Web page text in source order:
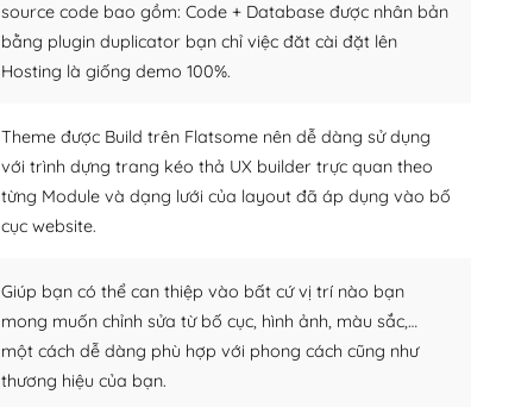
source code bao gồm: Code + Database được nhân bản
bằng plugin duplicator bạn chỉ việc đăt cài đặt lên
Hosting là giống demo 100%.
Theme được Build trên Flatsome nên dễ dàng sử dụng
với trình dựng trang kéo thả UX builder trực quan theo
từng Module và dạng lưới của layout đã áp dụng vào bố
cục website.
Giúp bạn có thể can thiệp vào bất cứ vị trí nào bạn
mong muốn chỉnh sửa từ bố cục, hình ảnh, màu sắc,…
một cách dễ dàng phù hợp với phong cách cũng như
thương hiệu của bạn.